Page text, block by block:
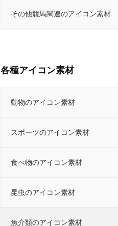
その他競馬関連のアイコン素材
各種アイコン素材
動物のアイコン素材
スポーツのアイコン素材
食べ物のアイコン素材
昆虫のアイコン素材
魚介類のアイコン素材